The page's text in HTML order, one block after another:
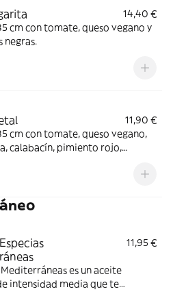
14,40 €
cm con tomate, queso vegano y
negras.
11,90 €
cm con tomate, queso vegano,
calabacín, pimiento rojo,
11,95 €
Mediterráneas es un aceite
intensidad media que te